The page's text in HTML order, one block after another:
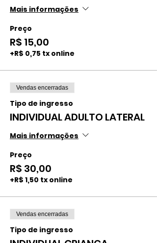
Mais informações
Preço
R$ 15,00
+R$ 0,75 tx online
Vendas encerradas
Tipo de ingresso
INDIVIDUAL ADULTO LATERAL
Mais informações
Preço
R$ 30,00
+R$ 1,50 tx online
Vendas encerradas
Tipo de ingresso